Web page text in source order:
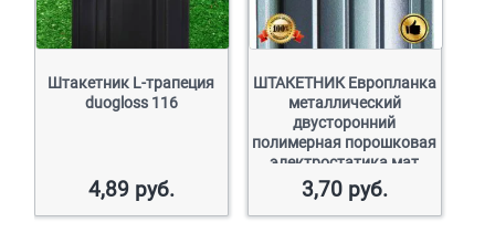
Штакетник L-трапеция
duogloss 116
4,89 руб.
ШТАКЕТНИК Европланка
металлический
двусторонний
полимерная порошковая
электростатика мат
(полиэфир)
3,70 руб.